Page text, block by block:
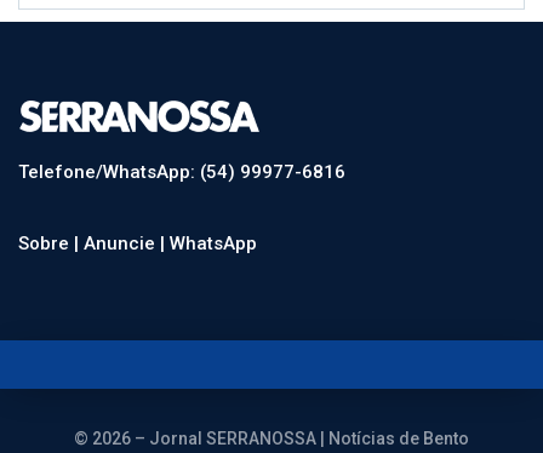
Telefone/WhatsApp: (54) 99977-6816
Sobre | Anuncie | WhatsApp
© 2026 – Jornal SERRANOSSA | Notícias de Bento